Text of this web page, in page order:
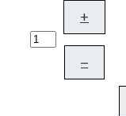
+
–